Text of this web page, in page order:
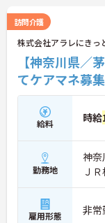
訪問介護
株式会社アラレにきっ
【神奈川県
てケアマネ募
給料 時給
勤務地
神奈
Ｊ
雇用形態 非常